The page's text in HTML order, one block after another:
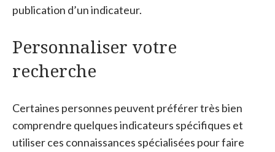
publication d’un indicateur.
Personnaliser votre
recherche
Certaines personnes peuvent préférer très bien
comprendre quelques indicateurs spécifiques et
utiliser ces connaissances spécialisées pour faire